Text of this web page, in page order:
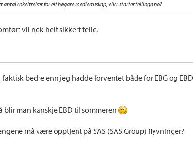
antal enkeltreiser for eit høgare medlemsskap, eller starter tellinga no?
vil nok helt sikkert telle.
bedre enn jeg hadde forventet både for EBG og EBD
blir man kanskje EBD til sommeren
må være opptjent på SAS (SAS Group) flyvninger?